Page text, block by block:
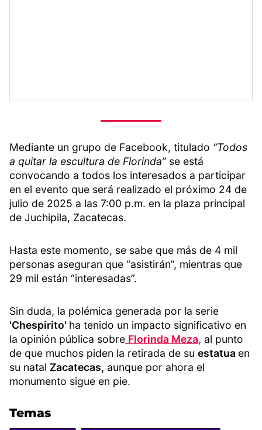
Mediante un grupo de Facebook, titulado “Todos
a quitar la escultura de Florinda” se está
convocando a todos los interesados a participar
en el evento que será realizado el próximo 24 de
julio de 2025 a las 7:00 p.m. en la plaza principal
de Juchipila, Zacatecas.
Hasta este momento, se sabe que más de 4 mil
personas aseguran que “asistirán”, mientras que
29 mil están “interesadas”.
Sin duda, la polémica generada por la serie
'Chespirito' ha tenido un impacto significativo en
la opinión pública sobre Florinda Meza, al punto
de que muchos piden la retirada de su estatua en
su natal Zacatecas, aunque por ahora el
monumento sigue en pie.
Temas